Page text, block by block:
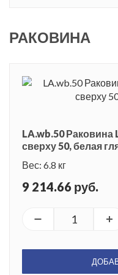
РАКОВИНА
LA.wb.50
сверху 50, белая
Вес: 6.8 кг
9 214.66 руб.